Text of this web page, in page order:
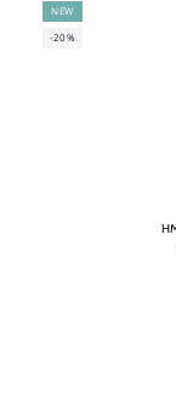
NEW
-20%